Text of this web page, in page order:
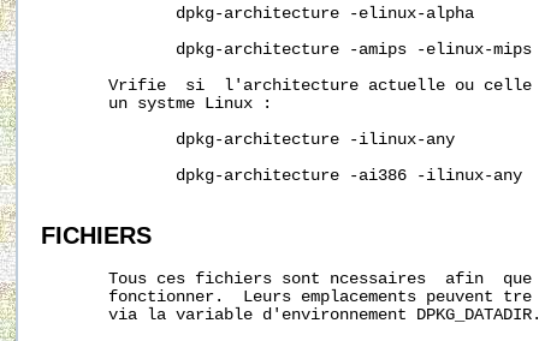
              dpkg-architecture -elinux-alpha
              dpkg-architecture -amips -elinux-mips
Vrifie  si  l'architecture actuelle ou
       un systme Linux :
              dpkg-architecture -ilinux-any
              dpkg-architecture -ai386 -ilinux-any
FICHIERS
Tous ces fichiers sont ncessaires  afin
fonctionner.  Leurs emplacements peuvent
via la variable d'environnement